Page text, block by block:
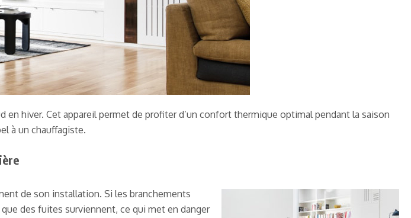
hiver. Cet appareil permet de profiter d’un confort thermique optimal pendant la saison
à un chauffagiste.
de son installation. Si les branchements
des fuites surviennent, ce qui met en danger